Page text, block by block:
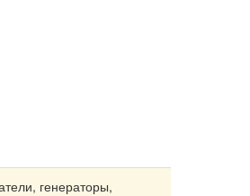
генераторы,